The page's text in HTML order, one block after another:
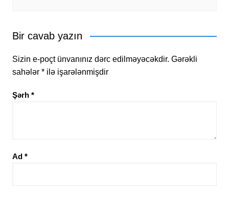
Bir cavab yazın
Sizin e-poçt ünvanınız dərc edilməyəcəkdir. Gərəkli
sahələr *ilə işarələnmişdir
Şərh *
Ad *